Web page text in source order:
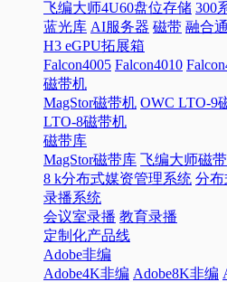
飞编大师4U60盘位存储 300
蓝光库 AI服务器 磁带 融合
H3 eGPU拓展箱
Falcon4005 Falcon4010
磁带机
MagStor磁带机 OWC LTO-9
LTO-8磁带机
磁带库
MagStor磁带库 飞编大师磁
8 k分布式媒资管理系统 分
录播系统
会议室录播 教育录播
定制化产品线
Adobe非编
Adobe4K非编 Adobe8K非编